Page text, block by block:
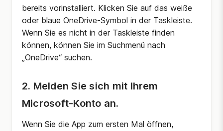
bereits vorinstalliert. Klicken Sie auf das weiße
oder blaue OneDrive-Symbol in der Taskleiste.
Wenn Sie es nicht in der Taskleiste finden
können, können Sie im Suchmenü nach
„OneDrive“ suchen.
2. Melden Sie sich mit Ihrem
Microsoft-Konto an.
Wenn Sie die App zum ersten Mal öffnen,